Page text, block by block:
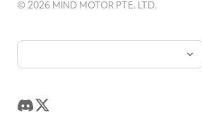
©2026 MIND MOTOR PTE. LTD.